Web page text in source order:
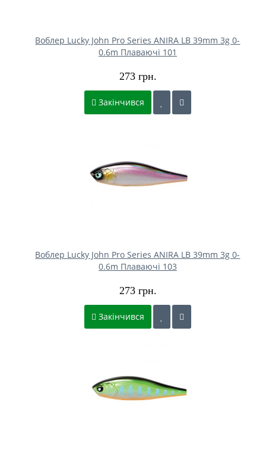
Воблер Lucky John Pro Series ANIRA LB 39mm 3g 0-
0.6m Плаваючі 101
273 грн.
Закінчився
Воблер Lucky John Pro Series ANIRA LB 39mm 3g 0-
0.6m Плаваючі 103
273 грн.
Закінчився